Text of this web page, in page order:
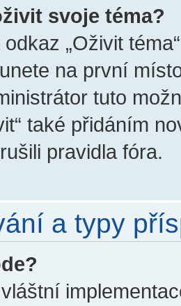
svoje téma?
„Oživit
na první
tuto
také přidáním
pravidla fóra.
a typy